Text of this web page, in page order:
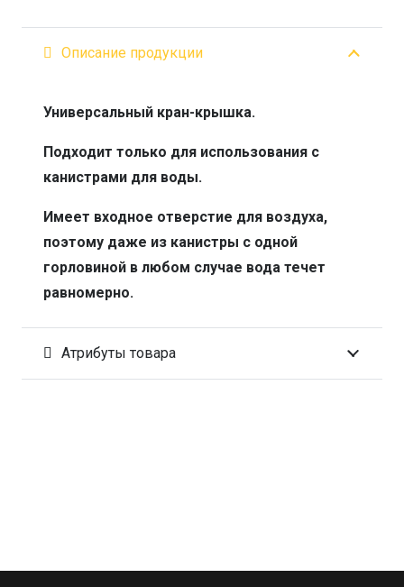
Описание продукции
Универсальный кран-крышка.
Подходит только для использования с
канистрами для воды.
Имеет входное отверстие для воздуха,
поэтому даже из канистры с одной
горловиной в любом случае вода течет
равномерно.
Атрибуты товара